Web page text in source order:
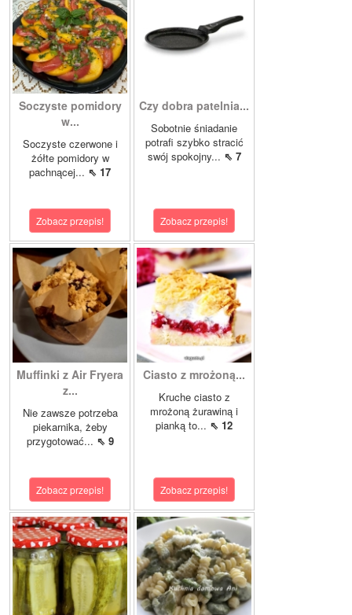
Soczyste pomidory
w...
Soczyste czerwone i
żółte pomidory w
pachnącej... ⇖ 17
Zobacz przepis!
Czy dobra patelnia...
Sobotnie śniadanie
potrafi szybko stracić
swój spokojny... ⇖ 7
Zobacz przepis!
Muffinki z Air Fryera
z...
Nie zawsze potrzeba
piekarnika, żeby
przygotować... ⇖ 9
Zobacz przepis!
Ciasto z mrożoną...
Kruche ciasto z
mrożoną żurawiną i
pianką to... ⇖ 12
Zobacz przepis!